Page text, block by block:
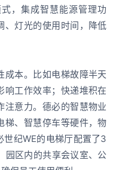
，集成智慧能源管理功
、灯光的使用时间，降低
成本。比如电梯故障半天
响工作效率；快递堆积在
注意力。德必的智慧物业
梯、智慧停车等硬件，物
世纪WE的电梯厅配置了3
园区内的共享会议室、公